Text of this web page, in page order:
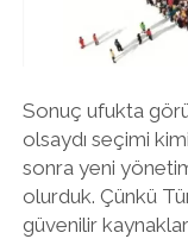
Sonuç ufukta
olsaydı seçimi
sonra yeni
olurduk. Çünkü
güvenilir